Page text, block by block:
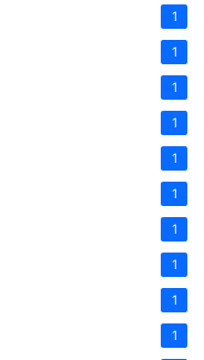
1
1
1
1
1
1
1
1
1
1